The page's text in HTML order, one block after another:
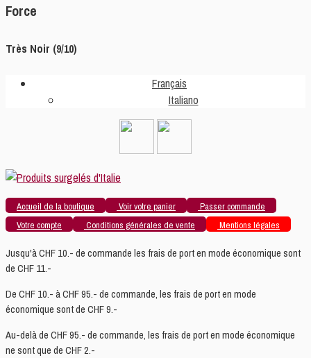
Force
Très Noir (9/10)
Français
Italiano
Accueil de la boutique Voir votre panier
Passer commande
Votre compte
Conditions générales de vente Mentions légales
Jusqu'à CHF 10.- de commande les frais de port en mode économique sont
de CHF 11.-
De CHF 10.- à CHF 95.- de commande, les frais de port en mode
économique sont de CHF 9.-
Au-delà de CHF 95.- de commande, les frais de port en mode économique
ne sont que de CHF 2.-